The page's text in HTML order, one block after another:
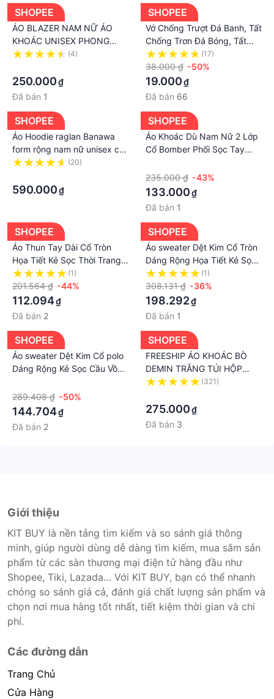
SHOPEE
ÁO BLAZER NAM NỮ ÁO
KHOÁC UNISEX PHONG
CÁCH HÀN QUỐC ÁO VEST
MINIMALIST BASIC CÔNG
SỞ
(4)
250.000₫
Đã bán 1
SHOPEE
Vớ Chống Trượt Đá Banh, Tất
Chống Trơn Đá Bóng, Tất
Chống Trơn Nhiều Màu
(17)
38.000 ₫ -50%
19.000₫
Đã bán 66
SHOPEE
Áo Hoodie raglan Banawa
form rộng nam nữ unisex có
nón trùm đầu - Broken Child
(20)
590.000₫
SHOPEE
Áo Khoác Dù Nam Nữ 2 Lớp
Cổ Bomber Phối Sọc Tay
235.000 ₫ -43%
133.000₫
Đã bán 1
SHOPEE
Áo Thun Tay Dài Cổ Tròn
Họa Tiết Kẻ Sọc Thời Trang
Xuân Thu Mới 2023
(1)
201.564 ₫ -44%
112.094₫
Đã bán 2
SHOPEE
Áo sweater Dệt Kim Cổ Tròn
Dáng Rộng Họa Tiết Kẻ Sọc
Thời Trang Mùa Xuân Mới
Cho Nam
(1)
308.131 ₫ -36%
198.292₫
Đã bán 1
SHOPEE
Áo sweater Dệt Kim Cổ polo
Dáng Rộng Kẻ Sọc Cầu Vồng
289.408 ₫ -50%
144.704₫
Đã bán 2
SHOPEE
FREESHIP ÁO KHOÁC BÒ
DEMIN TRẮNG TÚI HỘP
XANH FORM THỤNG
(321)
275.000₫
Đã bán 3
Giới thiệu
KIT BUY là nền tảng tìm kiếm và so sánh giá thông
minh, giúp người dùng dễ dàng tìm kiếm, mua sắm sản
phẩm từ các sàn thương mại điện tử hàng đầu như
Shopee, Tiki, Lazada… Với KIT BUY, bạn có thể nhanh
chóng so sánh giá cả, đánh giá chất lượng sản phẩm và
chọn nơi mua hàng tốt nhất, tiết kiệm thời gian và chi
phí.
Các đường dẫn
Trang Chủ
Cửa Hàng